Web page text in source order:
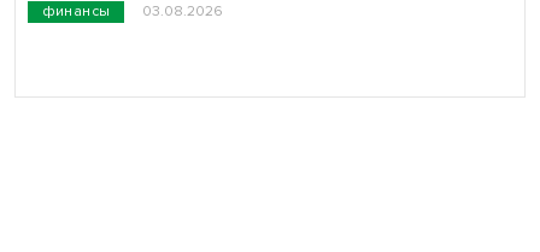
финансы 03.08.2026